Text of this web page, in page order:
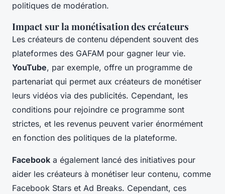
politiques de modération.
Impact sur la monétisation des créateurs
Les créateurs de contenu dépendent souvent des
plateformes des GAFAM pour gagner leur vie.
YouTube, par exemple, offre un programme de
partenariat qui permet aux créateurs de monétiser
leurs vidéos via des publicités. Cependant, les
conditions pour rejoindre ce programme sont
strictes, et les revenus peuvent varier énormément
en fonction des politiques de la plateforme.
Facebook a également lancé des initiatives pour
aider les créateurs à monétiser leur contenu, comme
Facebook Stars et Ad Breaks. Cependant, ces